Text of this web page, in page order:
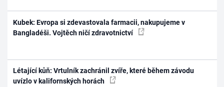
Kubek: Evropa si zdevastovala farmacii, nakupujeme v
Bangladéši. Vojtěch ničí zdravotnictví
Létající kůň: Vrtulník zachránil zvíře, které během závodu
uvízlo v kalifornských horách